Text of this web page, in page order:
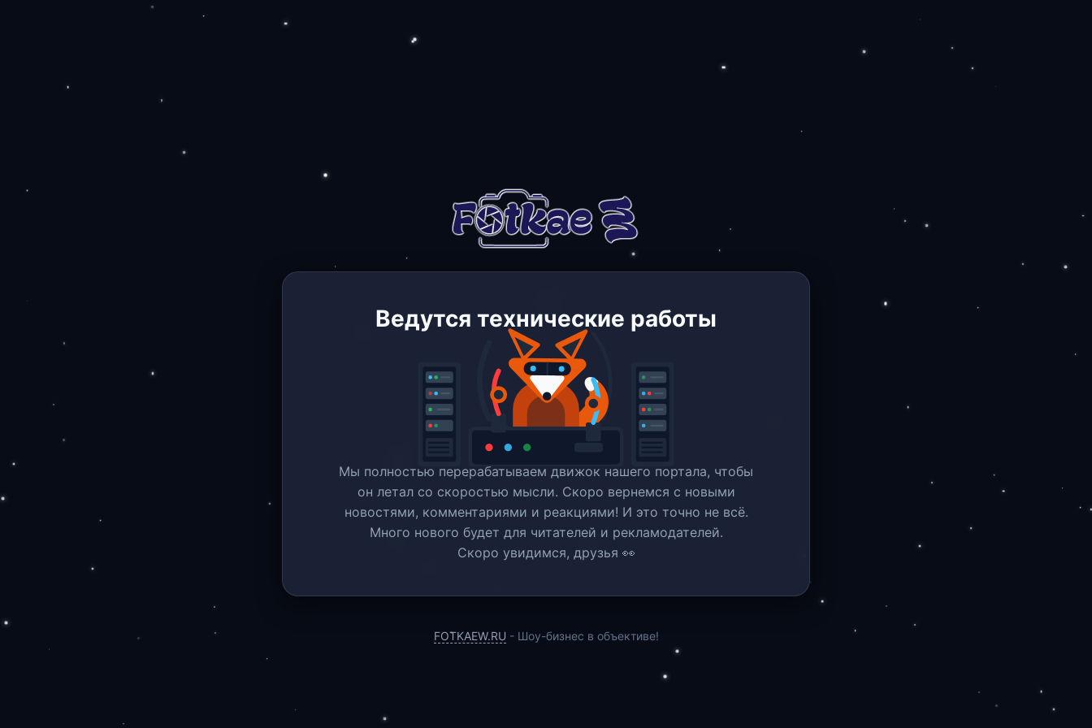
Ведутся технические работы
Мы полностью перерабатываем движок нашего портала, чтобы
он летал со скоростью мысли. Скоро вернемся c новыми
новостями, комментариями и реакциями! И это точно не всё.
Много нового будет для читателей и рекламодателей.
Скоро увидимся, друзья 👀
FOTKAEW.RU - Шоу-бизнес в объективе!